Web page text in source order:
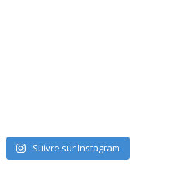
Suivre sur Instagram